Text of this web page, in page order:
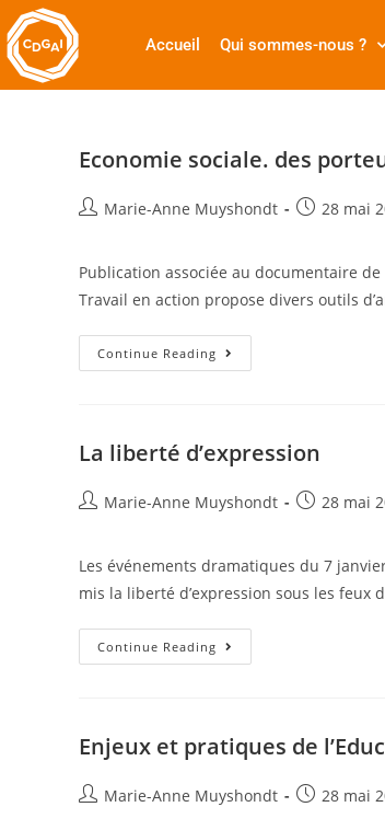
Accueil Qui sommes-nous ?
Economie sociale. des
Marie-Anne Muyshondt 28 mai
Publication associée au documentaire
Travail en action propose divers outils
Continue Reading
La liberté d’expression
Marie-Anne Muyshondt 28 mai
Les événements dramatiques du 7
mis la liberté d’expression sous les feux
Continue Reading
Enjeux et pratiques de
Marie-Anne Muyshondt 28 mai